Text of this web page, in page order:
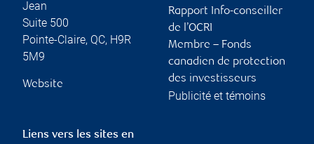
Jean
Suite 500
Pointe-Claire, QC, H9R
5M9
Website
Rapport Info-conseiller
de l’OCRI
Membre – Fonds
canadien de protection
des investisseurs
Publicité et témoins
Liens vers les sites en